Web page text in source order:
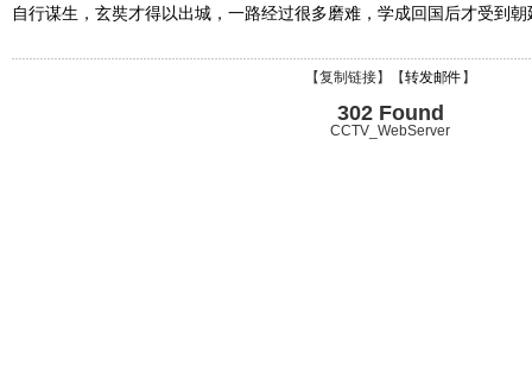
自行谋生，玄奘才得以出城，一路经过很多磨难，学成回国后才受到
【复制链接】【转发邮件 】
302 Found
CCTV_WebServer